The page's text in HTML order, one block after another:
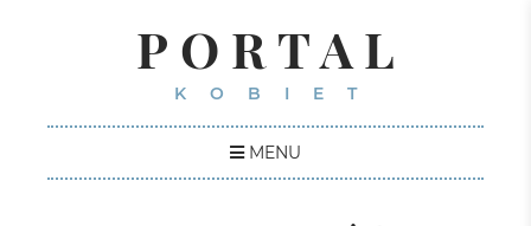
PORTAL
KOBIET
MENU